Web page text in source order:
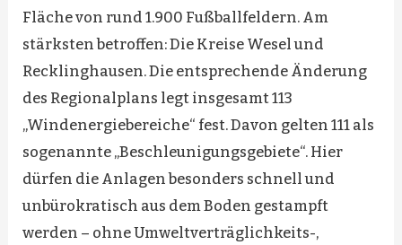
Fläche von rund 1.900 Fußballfeldern. Am
stärksten betroffen: Die Kreise Wesel und
Recklinghausen. Die entsprechende Änderung
des Regionalplans legt insgesamt 113
„Windenergiebereiche“ fest. Davon gelten 111 als
sogenannte „Beschleunigungsgebiete“. Hier
dürfen die Anlagen besonders schnell und
unbürokratisch aus dem Boden gestampft
werden – ohne Umweltverträglichkeits-,